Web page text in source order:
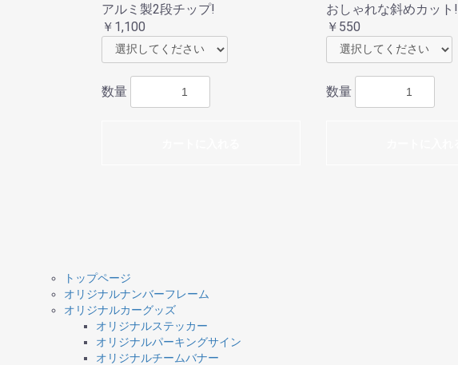
アルミ製2段チップ!
￥1,100
数量
おしゃれな斜めカット!
￥550
数量
トップページ
オリジナルナンバーフレーム
オリジナルカーグッズ
オリジナルステッカー
オリジナルパーキングサイン
オリジナルチームバナー